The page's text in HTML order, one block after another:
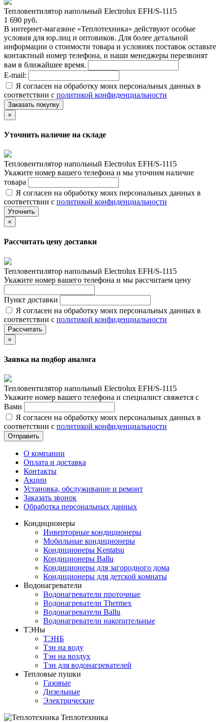
Тепловентилятор напольный Electrolux EFH/S-1115
1 690 руб.
В интернет-магазине «Теплотехника» действуют особые
условия для юр.лиц и оптовиков. Для более детальной
информации о стоимости товара и условиях поставок оставьте
контактный номер телефона, и наши менеджеры перезвонят
вам в ближайшее время.
E-mail:
Я согласен на обработку моих персональных данных в
соответствии с политикой конфиденциальности
Заказать покупку
×
Уточнить наличие на складе
Тепловентилятор напольный Electrolux EFH/S-1115
Укажите номер вашего телефона и мы уточним наличие
товара
Я согласен на обработку моих персональных данных в
соответствии с политикой конфиденциальности
Уточнить
×
Рассчитать цену доставки
Тепловентилятор напольный Electrolux EFH/S-1115
Укажите номер вашего телефона и мы рассчитаем цену
Пункт доставки
Я согласен на обработку моих персональных данных в
соответствии с политикой конфиденциальности
Рассчитать
×
Заявка на подбор аналога
Тепловентилятор напольный Electrolux EFH/S-1115
Укажите номер вашего телефона и специалист свяжется с
Вами
Я согласен на обработку моих персональных данных в
соответствии с политикой конфиденциальности
Отправить
О компании
Оплата и доставка
Контакты
Акции
Установка, обслуживание и ремонт
Заказать звонок
Обработка персональных данных
Кондиционеры
Инверторные кондиционеры
Мобильные кондиционеры
Кондиционеры Kentatsu
Кондиционеры Ballu
Кондиционеры для загородного дома
Кондиционеры для детской комнаты
Водонагреватели
Водонагреватели проточные
Водонагреватели Thermex
Водонагреватели Ballu
Водонагреватели накопительные
ТЭНы
ТЭНБ
Тэн на воду
Тэн на воздух
Тэн для водонагревателей
Тепловые пушки
Газовые
Дизельные
Электрические
Теплотехника